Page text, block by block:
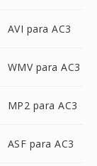
AVI para AC3
WMV para AC3
MP2 para AC3
ASF para AC3